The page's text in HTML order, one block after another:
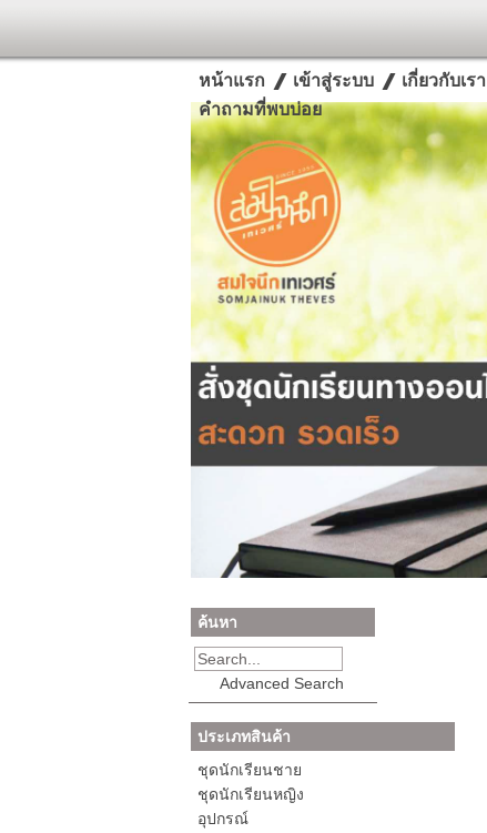
หน้าแรก เข้าสู่ระบบ เกี่ยวกับเรา
คำถามที่พบบ่อย
ค้นหา
Advanced Search
ประเภทสินค้า
ชุดนักเรียนชาย
ชุดนักเรียนหญิง
อุปกรณ์